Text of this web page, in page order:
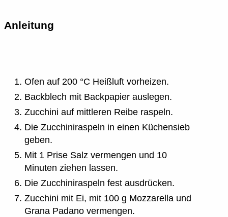
Anleitung
Ofen auf 200 °C Heißluft vorheizen.
Backblech mit Backpapier auslegen.
Zucchini auf mittleren Reibe raspeln.
Die Zucchiniraspeln in einen Küchensieb
geben.
Mit 1 Prise Salz vermengen und 10
Minuten ziehen lassen.
Die Zucchiniraspeln fest ausdrücken.
Zucchini mit Ei, mit 100 g Mozzarella und
Grana Padano vermengen.